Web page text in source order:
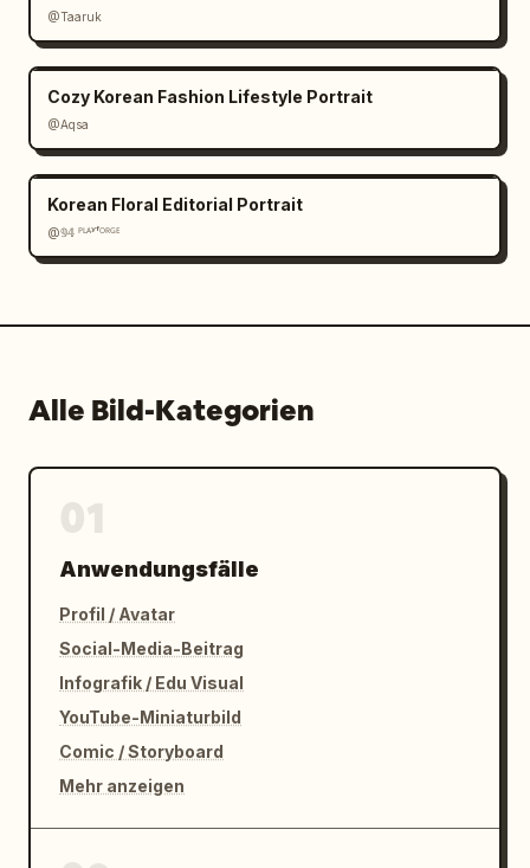
@Taaruk
Cozy Korean Fashion Lifestyle Portrait
@Aqsa
Korean Floral Editorial Portrait
@𝟡𝟜 ᴾᴸᴬʸᶠᴼᴿᴳᴱ
Alle Bild-Kategorien
Anwendungsfälle
Profil / Avatar
Social-Media-Beitrag
Infografik / Edu Visual
YouTube-Miniaturbild
Comic / Storyboard
Mehr anzeigen